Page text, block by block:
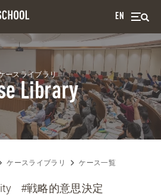
EN
ースライブラリ
Library
ケースライブラリ ケース一覧
#戦略的意思決定